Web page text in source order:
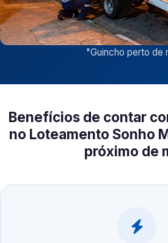
"Guincho perto de
Benefícios de contar
no Loteamento Sonho
próximo de